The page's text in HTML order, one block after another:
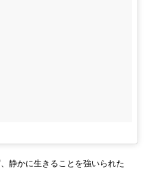
静かに生きることを強いられた